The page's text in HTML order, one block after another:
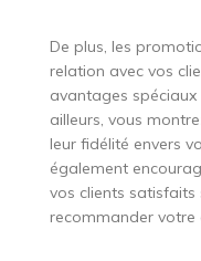
De plus, les
relation avec vos
avantages
ailleurs, vous
leur fidélité envers
également
vos clients satisfaits
recommander votre